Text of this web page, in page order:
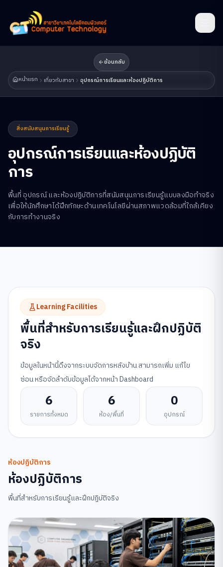
ย้อนกลับ
หน้าแรก
เกี่ยวกับสาขา อุปกรณ์การเรียนและห้องปฏิบัติการ
สิ่งสนับสนุนการเรียนรู้
อุปกรณ์การเรียนและห้องปฏิบัติ
การ
พื้นที่ อุปกรณ์ และห้องปฏิบัติการที่สนับสนุนการเรียนรู้แบบลงมือทำจริง
เพื่อให้นักศึกษาได้ฝึกทักษะด้านเทคโนโลยีผ่านสภาพแวดล้อมที่ใกล้เคียง
กับการทำงานจริง
Learning Facilities
พื้นที่สำหรับการเรียนรู้และฝึกปฏิบัติ
จริง
ข้อมูลในหน้านี้ดึงจากระบบจัดการหลังบ้าน สามารถเพิ่ม แก้ไข
ซ่อน หรือจัดลำดับข้อมูลได้จากหน้า Dashboard
6
รายการทั้งหมด
6
ห้อง/พื้นที่
0
อุปกรณ์
ห้องปฏิบัติการ
ห้องปฏิบัติการ
พื้นที่สำหรับการเรียนรู้และฝึกปฏิบัติจริง